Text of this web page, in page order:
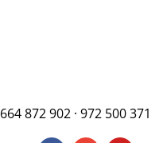
872 902 · 972 500 371